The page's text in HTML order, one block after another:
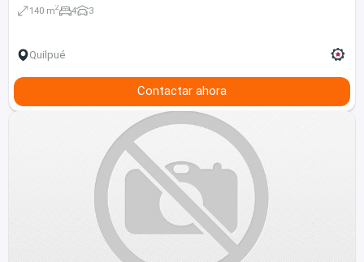
140 m2 4 3
Quilpué
Contactar ahora